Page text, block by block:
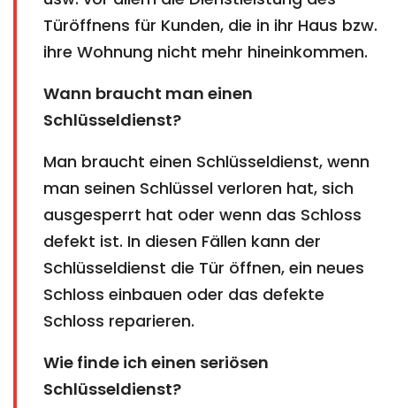
Türöffnens für Kunden, die in ihr Haus bzw.
ihre Wohnung nicht mehr hineinkommen.
Wann braucht man einen
Schlüsseldienst?
Man braucht einen Schlüsseldienst, wenn
man seinen Schlüssel verloren hat, sich
ausgesperrt hat oder wenn das Schloss
defekt ist. In diesen Fällen kann der
Schlüsseldienst die Tür öffnen, ein neues
Schloss einbauen oder das defekte
Schloss reparieren.
Wie finde ich einen seriösen
Schlüsseldienst?